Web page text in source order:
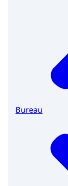
Bureau